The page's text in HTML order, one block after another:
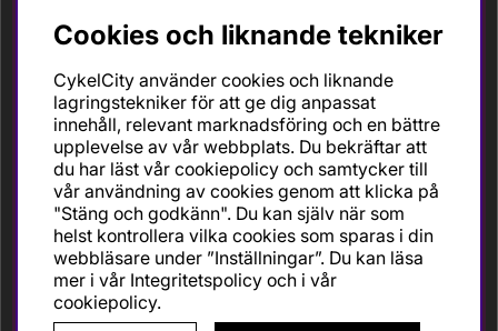
Vi är en mycket personlig cykelaffär med hög
servicegrad och alla vi som jobbar är inbitna cyklister
och dess produkter. Gör din bästa cykelaffär på
CykelCity!
Cookies och liknande tekniker
CykelCity använder cookies och liknande
lagringstekniker för att ge dig anpassat
innehåll, relevant marknadsföring och en bättre
upplevelse av vår webbplats. Du bekräftar att
du har läst vår cookiepolicy och samtycker till
vår användning av cookies genom att klicka på
"Stäng och godkänn". Du kan själv när som
helst kontrollera vilka cookies som sparas i din
webbläsare under ”Inställningar”. Du kan läsa
mer i vår Integritetspolicy och i vår
cookiepolicy.